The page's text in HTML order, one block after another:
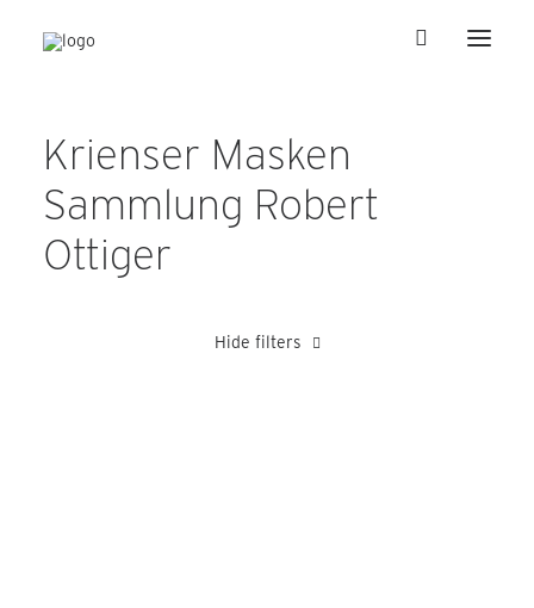
Krienser Masken
Sammlung Robert
Ottiger
Hide filters